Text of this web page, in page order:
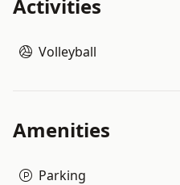
Activities
Volleyball
Amenities
Parking